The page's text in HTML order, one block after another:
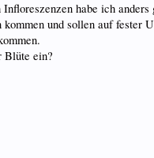
habe ich anders
kommen und sollen auf fester
Blüte ein?